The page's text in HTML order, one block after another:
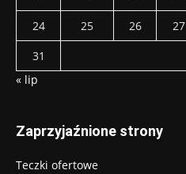
24
25 26 27
31
« lip
Zaprzyjaźnione strony
Teczki ofertowe